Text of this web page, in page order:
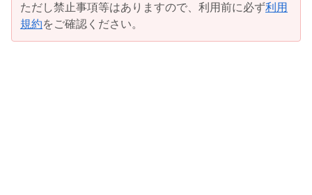
ただし禁止事項等はありますので、利用前に必ず利用
規約をご確認ください。